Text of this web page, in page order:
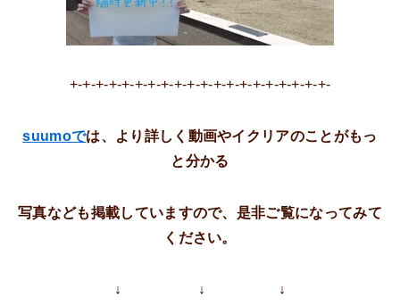
+-+-+-+-+-+-+-+-+-+-+-+-+-+-+-+-+-+-+-+-
suumoでは、より詳しく動画やイクリアのことがもっ
と分かる
写真なども掲載していますので、是非ご覧になってみて
ください。
↓ ↓ ↓